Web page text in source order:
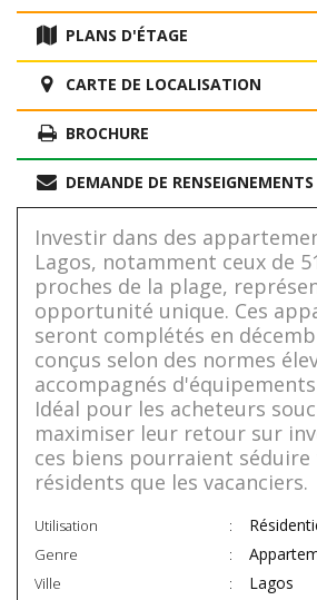
PLANS D'ÉTAGE
CARTE DE LOCALISATION
BROCHURE
DEMANDE DE RENSEIGNEMENTS
Investir dans des
Lagos, notamment ceux de
proches de la plage,
opportunité unique. Ces
seront complétés en
conçus selon des normes
accompagnés
Idéal pour les acheteurs
maximiser leur retour sur
ces biens pourraient
résidents que les vacanciers.
Utilisation
Genre
Ville Lagos